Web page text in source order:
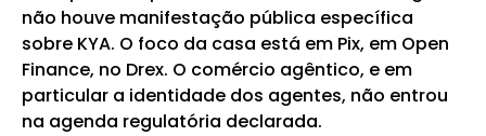
não houve manifestação pública específica
sobre KYA. O foco da casa está em Pix, em Open
Finance, no Drex. O comércio agêntico, e em
particular a identidade dos agentes, não entrou
na agenda regulatória declarada.